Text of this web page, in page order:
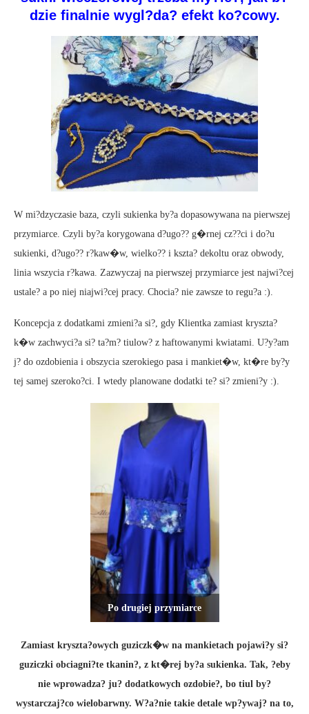
dzie finalnie wygl?da? efekt ko?cowy.
W mi?dzyczasie baza, czyli sukienka by?a dopasowywana na pierwszej
przymiarce. Czyli by?a korygowana d?ugo?? g�rnej cz??ci i do?u
sukienki, d?ugo?? r?kaw�w, wielko?? i kszta? dekoltu oraz obwody,
linia wszycia r?kawa. Zazwyczaj na pierwszej przymiarce jest najwi?cej
ustale? a po niej niajwi?cej pracy. Chocia? nie zawsze to regu?a :).
Koncepcja z dodatkami zmieni?a si?, gdy Klientka zamiast kryszta?
k�w zachwyci?a si? ta?m? tiulow? z haftowanymi kwiatami. U?y?am
j? do ozdobienia i obszycia szerokiego pasa i mankiet�w, kt�re by?y
tej samej szeroko?ci. I wtedy planowane dodatki te? si? zmieni?y :).
Po drugiej przymiarce
Zamiast kryszta?owych guziczk�w na mankietach pojawi?y si?
guziczki obciagni?te tkanin?, z kt�rej by?a sukienka. Tak, ?eby
nie wprowadza? ju? dodatkowych ozdobie?, bo tiul by?
wystarczaj?co wielobarwny. W?a?nie takie detale wp?ywaj? na to,